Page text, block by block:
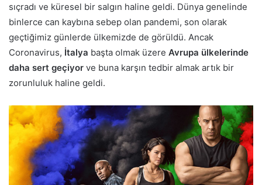
sıçradı ve küresel bir salgın haline geldi. Dünya genelinde
binlerce can kaybına sebep olan pandemi, son olarak
geçtiğimiz günlerde ülkemizde de görüldü. Ancak
Coronavirus, İtalya başta olmak üzere Avrupa ülkelerinde
daha sert geçiyor ve buna karşın tedbir almak artık bir
zorunluluk haline geldi.